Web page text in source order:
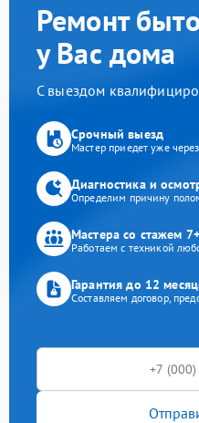
Ремонт
у Вас дома
С выездом
Срочный выезд
Мастер приедет уже
Диагностика и
Определим причину
Мастера со стажем
Работаем с техникой
Гарантия до 12
Составляем договор,